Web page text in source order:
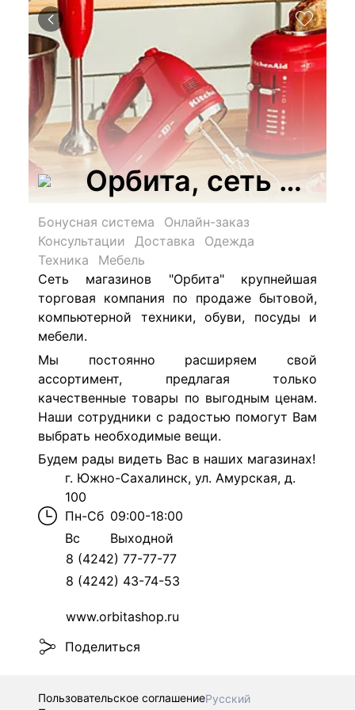
Орбита, сеть
Бонусная система
Онлайн-заказ
Консультации
Доставка
Одежда
Техника
Мебель
Сеть магазинов "Орбита" крупнейшая
торговая компания по продаже бытовой,
компьютерной техники, обуви, посуды и
мебели.
Мы постоянно расширяем свой
ассортимент, предлагая только
качественные товары по выгодным ценам.
Наши сотрудники с радостью помогут Вам
выбрать необходимые вещи.
Будем рады видеть Вас в наших магазинах!
г. Южно-Сахалинск, ул. Амурская, д.
100
Пн-Сб 09:00-18:00
Вс
Выходной
8 (4242) 77-77-77
8 (4242) 43-74-53
www.orbitashop.ru
Поделиться
Пользовательское соглашениеРусский